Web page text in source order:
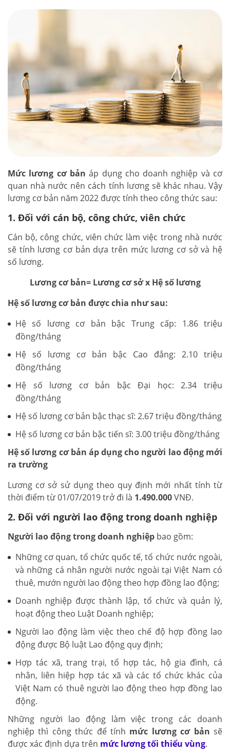
Mức lương cơ bản áp dụng cho doanh nghiệp và cơ
quan nhà nước nên cách tính lương sẽ khác nhau. Vậy
lương cơ bản năm 2022 được tính theo công thức sau:
1. Đối với cán bộ, công chức, viên chức
Cán bộ, công chức, viên chức làm việc trong nhà nước
sẽ tính lương cơ bản dựa trên mức lương cơ sở và hệ
số lương.
Lương cơ bản= Lương cơ sở x Hệ số lương
Hệ số lương cơ bản được chia như sau:
Hệ số lương cơ bản bậc Trung cấp: 1.86 triệu
đồng/tháng
Hệ số lương cơ bản bậc Cao đẳng: 2.10 triệu
đồng/tháng
Hệ số lương cơ bản bậc Đại học: 2.34 triệu
đồng/tháng
Hệ số lương cơ bản bậc thạc sĩ: 2.67 triệu đồng/tháng
Hệ số lương cơ bản bậc tiến sĩ: 3.00 triệu đồng/tháng
Hệ số lương cơ bản áp dụng cho người lao động mới
ra trường
Lương cơ sở sử dụng theo quy định mới nhất tính từ
thời điểm từ 01/07/2019 trở đi là 1.490.000VNĐ.
2. Đối với người lao động trong doanh nghiệp
Người lao động trong doanh nghiệp bao gồm:
Những cơ quan, tổ chức quốc tế, tổ chức nước ngoài,
và những cá nhân người nước ngoài tại Việt Nam có
thuê, mướn người lao động theo hợp đồng lao động;
Doanh nghiệp được thành lập, tổ chức và quản lý,
hoạt động theo Luật Doanh nghiệp;
Người lao động làm việc theo chế độ hợp đồng lao
động được Bộ luật Lao động quy định;
Hợp tác xã, trang trại, tổ hợp tác, hộ gia đình, cá
nhân, liên hiệp hợp tác xã và các tổ chức khác của
Việt Nam có thuê người lao động theo hợp đồng lao
động.
Những người lao động làm việc trong các doanh
nghiệp thì công thức để tính mức lương cơ bản sẽ
được xác định dựa trên mức lương tối thiểu vùng.